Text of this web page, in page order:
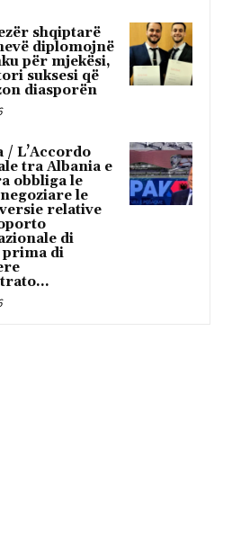
shqiptarë
diplomojnë
për mjekësi,
suksesi që
diasporën
/ L’Accordo
tra Albania e
obbliga le
le
relative
di
prima di